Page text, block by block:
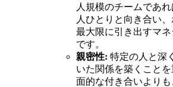
人規模のチームであ
人ひとりと向き合い
最大限に引き出すマ
です。
親密性: 特定の人と深
いた関係を築くこと
面的な付き合いより